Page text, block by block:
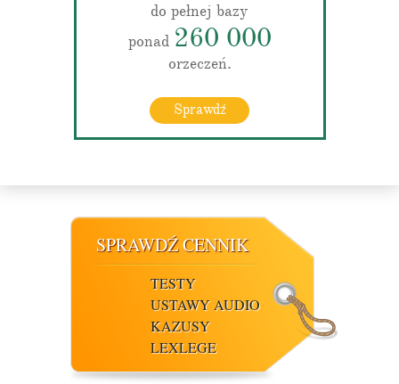
do pełnej bazy
ponad 260 000
orzeczeń.
Sprawdź
SPRAWDŹ CENNIK
TESTY
USTAWY AUDIO
KAZUSY
LEXLEGE